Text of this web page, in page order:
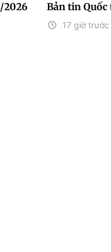
2026 Bản tin Quốc
17 giờ trước